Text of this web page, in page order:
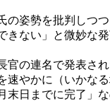
姿勢を批判しつ
きない」と微妙な
の連名で発表さ
やかに（いかな
日までに完了」な